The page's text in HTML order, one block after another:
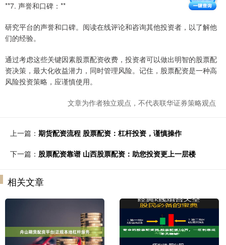
**7. 声誉和口碑：**
研究平台的声誉和口碑。阅读在线评论和咨询其他投资者，以了解他
们的经验。
通过考虑这些关键因素股票配资收费，投资者可以做出明智的股票配
资决策，最大化收益潜力，同时管理风险。记住，股票配资是一种高
风险投资策略，应谨慎使用。
文章为作者独立观点，不代表联华证券策略观点
上一篇： 期货配资流程 股票配资：杠杆投资，谨慎操作
下一篇： 股票配资靠谱 山西股票配资：助您投资更上一层楼
相关文章